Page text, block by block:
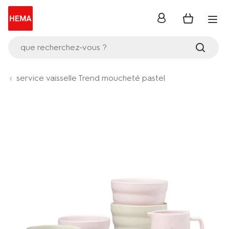
que recherchez-vous ?
se
service vaisselle Trend moucheté pastel